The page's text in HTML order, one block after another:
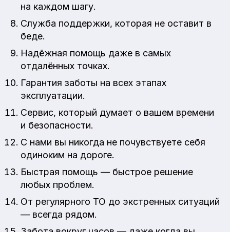
на каждом шагу.
Служба поддержки, которая не оставит в
беде.
Надёжная помощь даже в самых
отдалённых точках.
Гарантия заботы на всех этапах
эксплуатации.
Сервис, который думает о вашем времени
и безопасности.
С нами вы никогда не почувствуете себя
одиноким на дороге.
Быстрая помощь — быстрое решение
любых проблем.
От регулярного ТО до экстренных ситуаций
— всегда рядом.